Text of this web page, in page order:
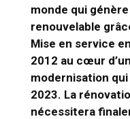
monde qui
renouvelable
Mise en service
2012 au cœur
modernisation qui
2023. La
nécessitera